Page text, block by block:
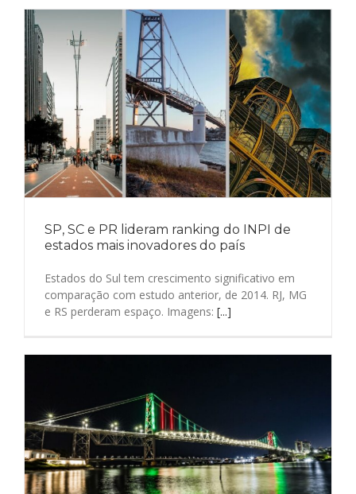
SP, SC e PR lideram ranking do INPI de
estados mais inovadores do país
Estados do Sul tem crescimento significativo em
comparação com estudo anterior, de 2014. RJ, MG
e RS perderam espaço. Imagens: [...]